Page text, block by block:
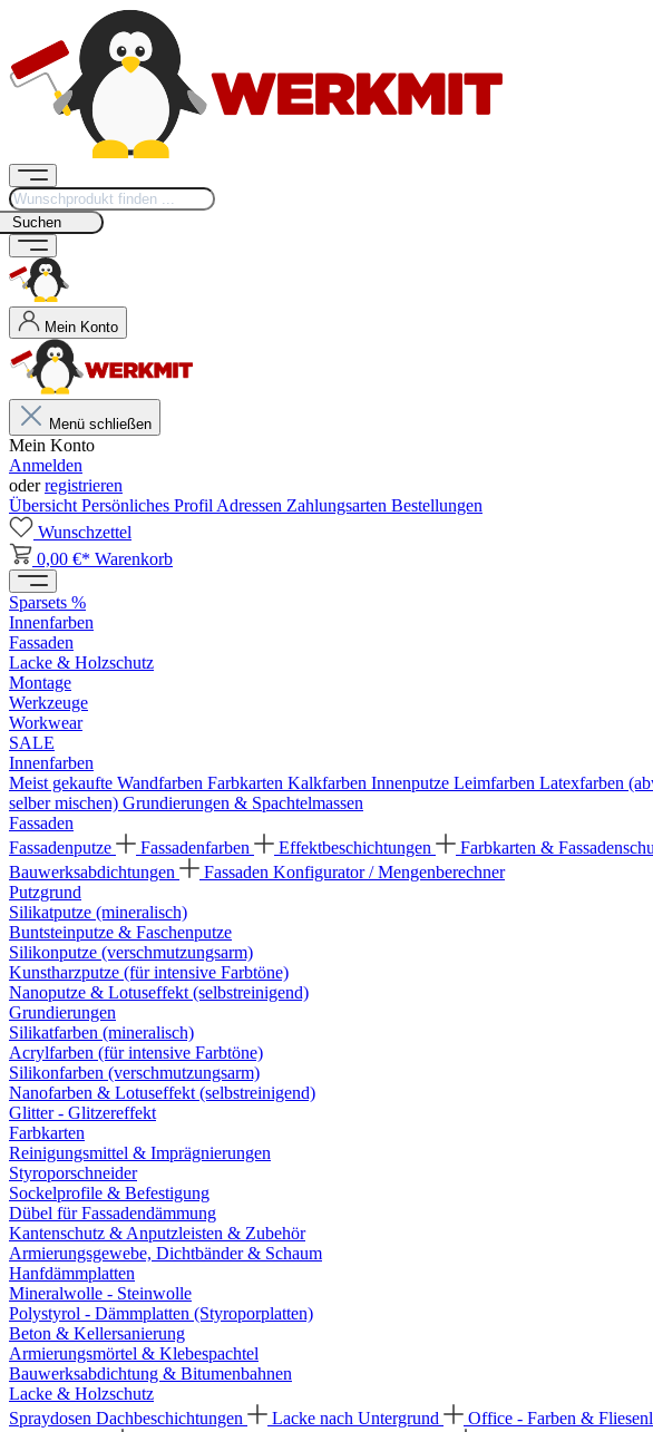
Suchen
Mein Konto
Menü schließen
Mein Konto
Anmelden
oderregistrieren
Übersicht Persönliches Profil Adressen Zahlungsarten Bestellungen
Wunschzettel
0,00 €* Warenkorb
Sparsets %
Innenfarben
Fassaden
Lacke & Holzschutz
Montage
Werkzeuge
Workwear
SALE
Innenfarben
Meist gekaufte Wandfarben Farbkarten Kalkfarben Innenputze Leimfarben Latexfarben
selber mischen) Grundierungen & Spachtelmassen
Fassaden
Fassadenputze
Fassadenfarben Effektbeschichtungen Farbkarten &
Bauwerksabdichtungen
Fassaden Konfigurator / Mengenberechner
Putzgrund
Silikatputze (mineralisch)
Buntsteinputze & Faschenputze
Silikonputze (verschmutzungsarm)
Kunstharzputze (für intensive Farbtöne)
Nanoputze & Lotuseffekt (selbstreinigend)
Grundierungen
Silikatfarben (mineralisch)
Acrylfarben (für intensive Farbtöne)
Silikonfarben (verschmutzungsarm)
Nanofarben & Lotuseffekt (selbstreinigend)
Glitter - Glitzereffekt
Farbkarten
Reinigungsmittel & Imprägnierungen
Styroporschneider
Sockelprofile & Befestigung
Dübel für Fassadendämmung
Kantenschutz & Anputzleisten & Zubehör
Armierungsgewebe, Dichtbänder & Schaum
Hanfdämmplatten
Mineralwolle - Steinwolle
Polystyrol - Dämmplatten (Styroporplatten)
Beton & Kellersanierung
Armierungsmörtel & Klebespachtel
Bauwerksabdichtung & Bitumenbahnen
Lacke & Holzschutz
Spraydosen Dachbeschichtungen Lacke nach Untergrund Office - Farben &